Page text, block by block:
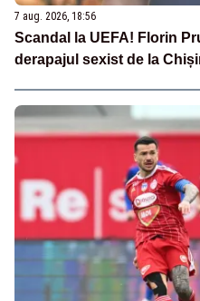
7 aug. 2026, 18:56
Scandal la UEFA! Florin
derapajul sexist de la